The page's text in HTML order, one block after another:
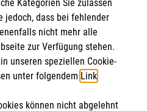
Kategorien Sie zulassen
jedoch, dass bei fehlender
nicht mehr alle
zur Verfügung stehen.
unseren speziellen Cookie-
unter folgendem Link.
können nicht abgelehnt